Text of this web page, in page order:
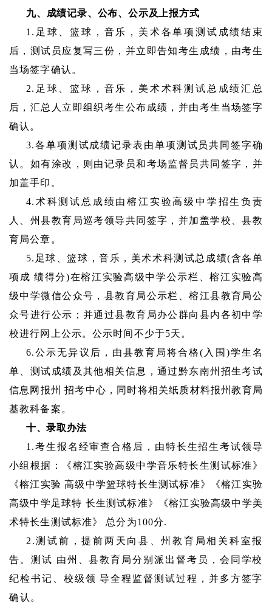
九、成绩记录、公布、公示及上报方式
1.足球、篮球，音乐，美术各单项测试成绩结束
后，测试员应复写三份，并立即告知考生成绩，由考生
当场签字确认。
2.足球、篮球，音乐，美术术科测试总成绩汇总
后，汇总人立即组织考生公布成绩，并由考生当场签字
确认。
3.各单项测试成绩记录表由单项测试员共同签字确
认。如有涂改，则由记录员和考场监督员共同签字，并
加盖手印。
4.术科测试总成绩由榕江实验高级中学招生负责
人、州县教育局巡考领导共同签字，并加盖学校、县教
育局公章。
5.足球、篮球，音乐，美术术科测试总成绩(含各单
项成 绩得分)在榕江实验高级中学公示栏、榕江实验高
级中学微信公众号，县教育局公示栏、榕江县教育局公
众号进行公示；并通过县教育局办公群向县内各初中学
校进行网上公示。公示时间不少于5天。
6.公示无异议后，由县教育局将合格(入围)学生名
单、测试成绩及其他相关信息，通过黔东南州招生考试
信息网报州 招考中心，同时将相关纸质材料报州教育局
基教科备案。
十、录取办法
1.考生报名经审查合格后，由特长生招生考试领导
小组根据：《榕江实验高级中学音乐特长生测试标准》
《榕江实验 高级中学篮球特长生测试标准》《榕江实验
高级中学足球特 长生测试标准》《榕江实验高级中学美
术特长生测试标准》 总分为100分.
2.测试前，提前两天向县、州教育局相关科室报
告。测试 由州、县教育局分别派出督考员，会同学校
纪检书记、校级领 导全程监督测试过程，并多方签字
确认。